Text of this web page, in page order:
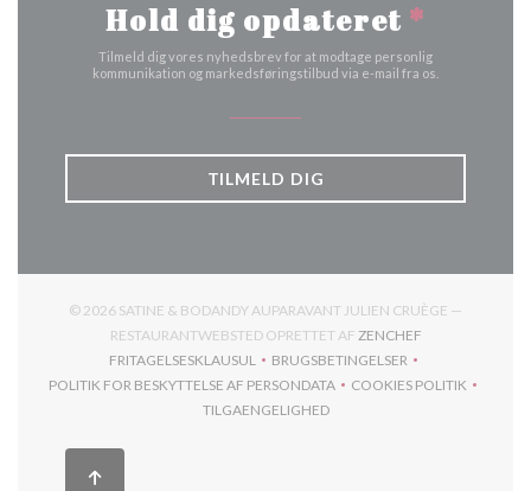
Hold dig opdateret *
Tilmeld dig vores nyhedsbrev for at modtage personlig
kommunikation og markedsføringstilbud via e-mail fra os.
TILMELD DIG
© 2026 SATINE & BODANDY AUPARAVANT JULIEN CRUÈGE —
RESTAURANTWEBSTED OPRETTET AF ZENCHEF((ÅBNER I ET
FRITAGELSESKLAUSUL
((ÅBNER I ET NYT VINDUE))
BRUGSBETINGELSER
((ÅBNER I ET NYT VINDUE))
POLITIK FOR BESKYTTELSE AF PERSONDATA
((ÅBNER I ET NYT VINDUE))
COOKIES POLITIK
((ÅBNER I ET
TILGAENGELIGHED
((ÅBNER I ET NYT VINDUE))